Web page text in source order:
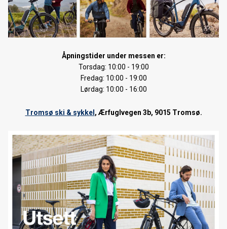
Forhåndsbestilling av 2018 sykler starter nå!
Forhåndsbestilling langrennski 2017/18
Tromsø Sykkelfestival 2017
Shimano Service Center
Nordnorsk skimesse 2016
Høstsalg sykkel
Cube Touring Hybrid 400 El-Sykkel
Tromsø Sykkelfestival 2016
Åpningstider under messen er:
Torsdag: 10:00 - 19:00
Fredag: 10:00 - 19:00
Lørdag: 10:00 - 16:00
Tromsø ski & sykkel , Ærfuglvegen 3b, 9015 Tromsø.